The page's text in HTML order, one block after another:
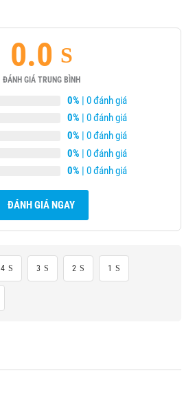
0.0
ĐÁNH GIÁ TRUNG BÌNH
0% | 0 đánh giá
0% | 0 đánh giá
0% | 0 đánh giá
0% | 0 đánh giá
0% | 0 đánh giá
ĐÁNH GIÁ NGAY
4 3 2 1